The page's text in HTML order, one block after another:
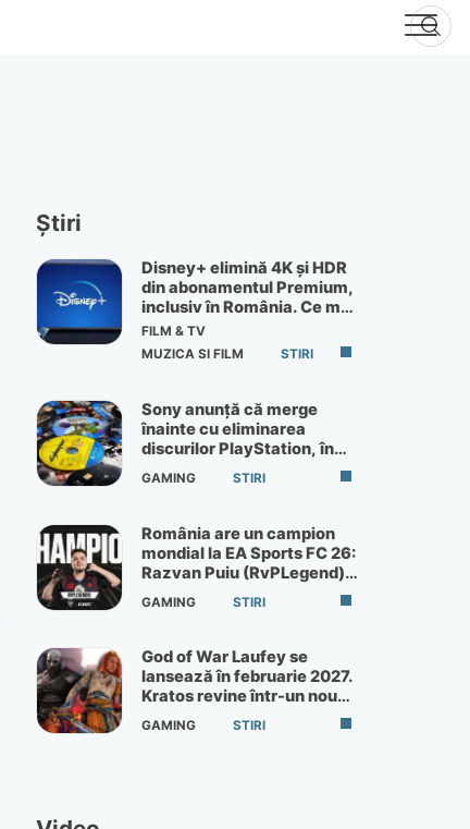
Știri
Disney+ elimină 4K și HDR
din abonamentul Premium,
inclusiv în România. Ce mai
primești de 60 lei pe lună
FILM & TV
MUZICA SI FILM
STIRI
Sony anunță că merge
înainte cu eliminarea
discurilor PlayStation, în
ciuda protestelor
GAMING STIRI
România are un campion
mondial la EA Sports FC 26:
Razvan Puiu (RvPLegend)
câștigă turneul de la Paris
GAMING STIRI
God of War Laufey se
lansează în februarie 2027.
Kratos revine într-un nou
God of War
GAMING STIRI